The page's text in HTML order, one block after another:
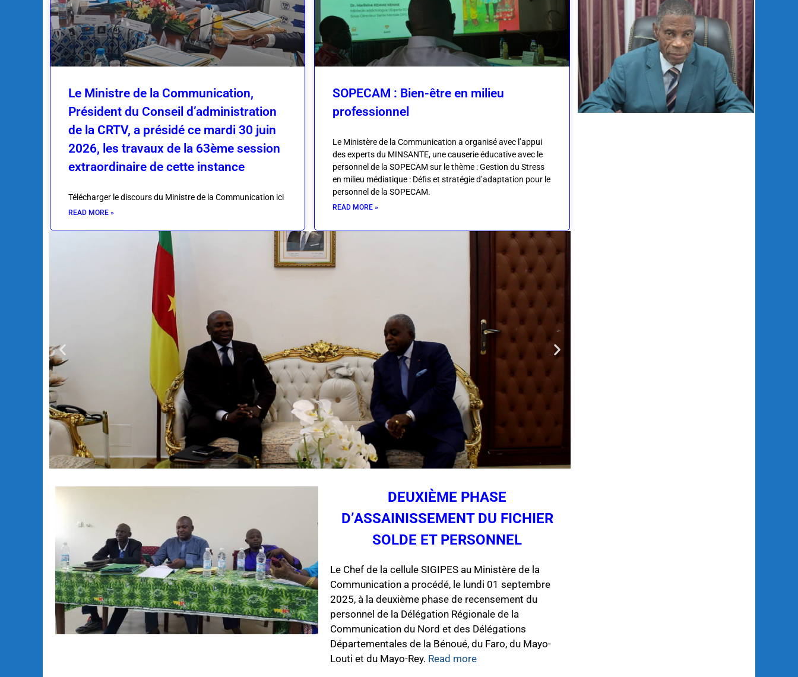
Le Ministre de la Communication,
Président du Conseil d’administration
de la CRTV, a présidé ce mardi 30 juin
2026, les travaux de la 63ème session
extraordinaire de cette instance
Télécharger le discours du Ministre de la Communication ici
READ MORE »
SOPECAM : Bien-être en milieu
professionnel
Le Ministère de la Communication a organisé avec l’appui
des experts du MINSANTE, une causerie éducative avec le
personnel de la SOPECAM sur le thème : Gestion du Stress
en milieu médiatique : Défis et stratégie d’adaptation pour le
personnel de la SOPECAM.
READ MORE »
Le Chef de la Délégation de l'Union Européenne chez le MINCOM
Le Ministre de la Communication, René Emmanuel SADI, a reçu à son Cabinet, ce jeudi 14 juillet 2025, S.E.M. Jean-Marc CHÂTAIGNER,
Chef de la Délégation l'Union Européenne en République du Cameroun et pour la Guinée Équatoriale.
DEUXIÈME PHASE
D’ASSAINISSEMENT DU FICHIER
SOLDE ET PERSONNEL
Le Chef de la cellule SIGIPES au Ministère de la
Communication a procédé, le lundi 01 septembre
2025, à la deuxième phase de recensement du
personnel de la Délégation Régionale de la
Communication du Nord et des Délégations
Départementales de la Bénoué, du Faro, du Mayo-
Louti et du Mayo-Rey. Read more